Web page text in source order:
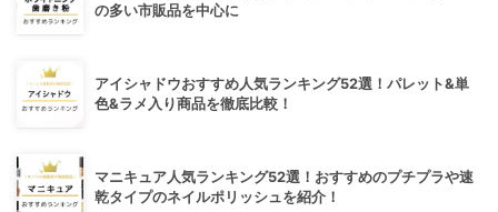
の多い市販品を中心に
アイシャドウおすすめ人気ランキング52選！パレット&単
色&ラメ入り商品を徹底比較！
マニキュア人気ランキング52選！おすすめのプチプラや速
乾タイプのネイルポリッシュを紹介！